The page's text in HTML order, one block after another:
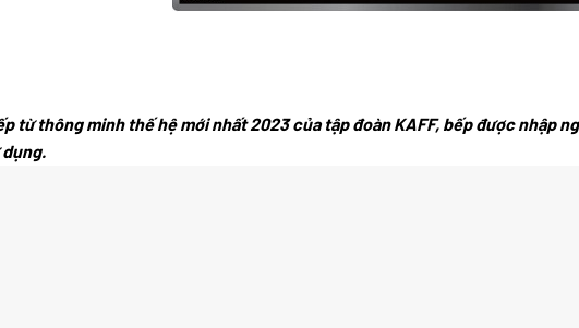
từ thông minh thế hệ mới nhất 2023 của tập đoàn KAFF, bếp được nhập